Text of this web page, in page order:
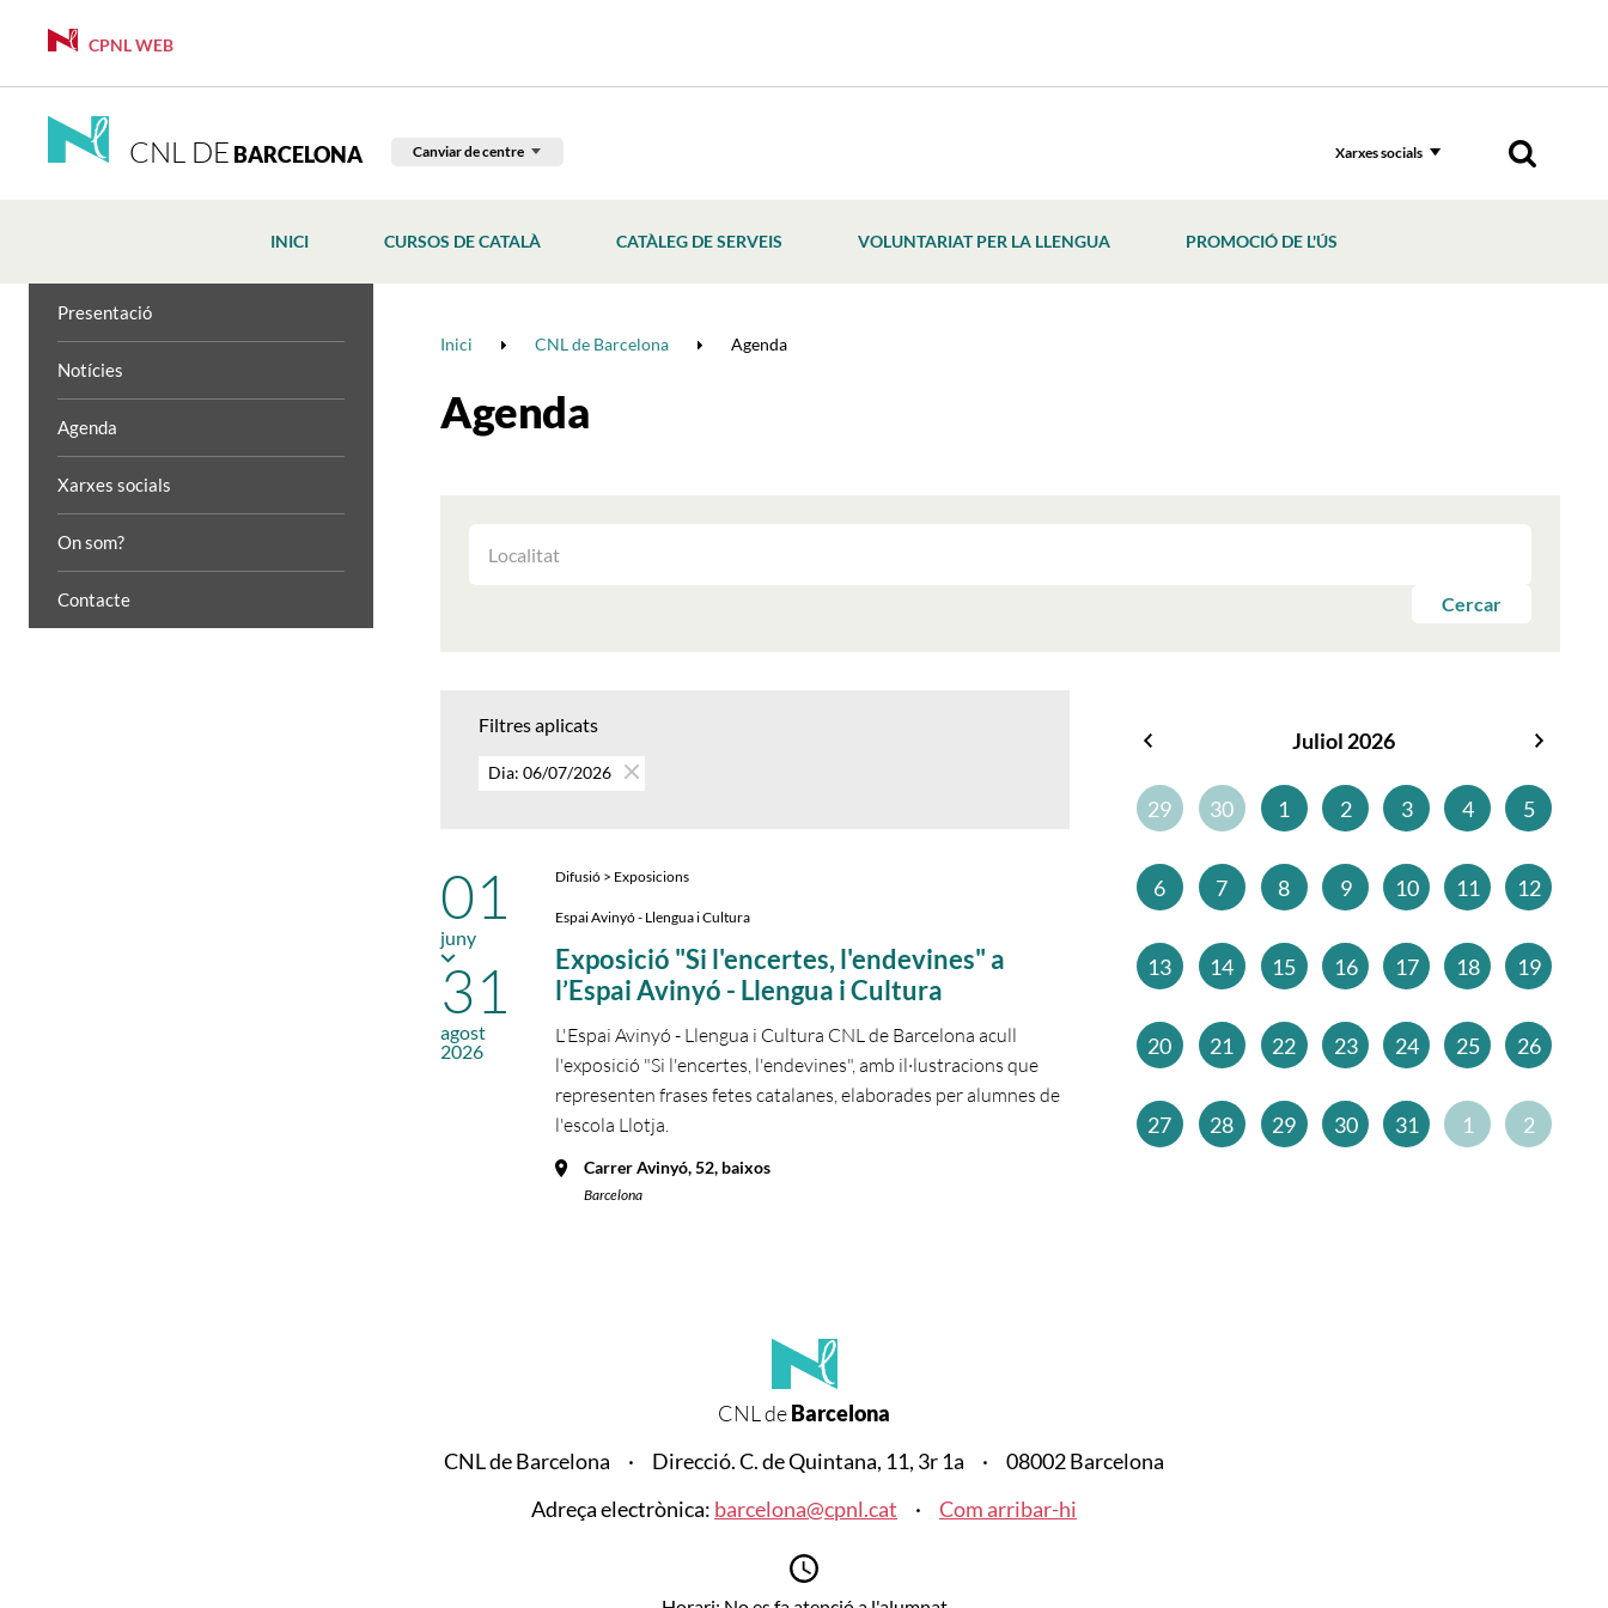
CPNL WEB
CNL DE BARCELONA Canviar de centre Xarxes socials
INICI CURSOS DE CATALÀ CATÀLEG DE SERVEIS VOLUNTARIAT PER LA LLENGUA PROMOCIÓ DE L'ÚS
Presentació
Notícies
Agenda
Xarxes socials
On som?
Contacte
Inici CNL de Barcelona Agenda
Agenda
LES
Cercar
Filtres aplicats
Dia: 06/07/2026
Difusió > Exposicions
Espai Avinyó - Llengua i Cultura
Exposició "Si l'encertes, l'endevines" a
l’Espai Avinyó - Llengua i Cultura
L'Espai Avinyó - Llengua i Cultura CNL de Barcelona acull
l'exposició "Si l'encertes, l'endevines", amb il·lustracions que
representen frases fetes catalanes, elaborades per alumnes de
l'escola Llotja.
Carrer Avinyó, 52, baixos
Barcelona
01
juny
31
agost
2026
Juliol 2026
29
30 1 2 3 4 5
6 7 8 9 10 11 12
13 14 15 16 17 18 19
20 21 22 23 24 25 26
27 28 29 30 31 1 2
CNL deBarcelona
CNL de Barcelona
Direcció. C. de Quintana, 11, 3r 1a
08002 Barcelona
Adreça electrònica: barcelona@cpnl.cat Com arribar-hi